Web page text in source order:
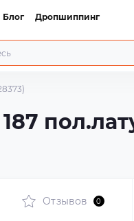
Блог Дропшиппинг
Отзывов 0